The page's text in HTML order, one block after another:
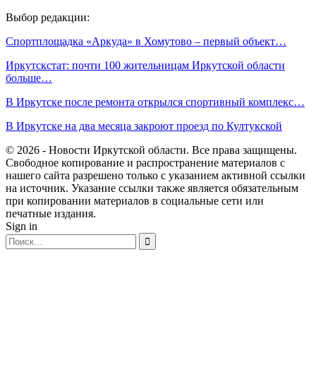
Выбор редакции:
Спортплощадка «Аркуда» в Хомутово – первый объект…
Иркутскстат: почти 100 жительницам Иркутской области
больше…
В Иркутске после ремонта открылся спортивный комплекс…
В Иркутске на два месяца закроют проезд по Култукской
© 2026 - Новости Иркутской области. Все права защищены.
Свободное копирование и распространение материалов с
нашего сайта разрешено только с указанием активной ссылки
на источник. Указание ссылки также является обязательным
при копировании материалов в социальные сети или
печатные издания.
Sign in